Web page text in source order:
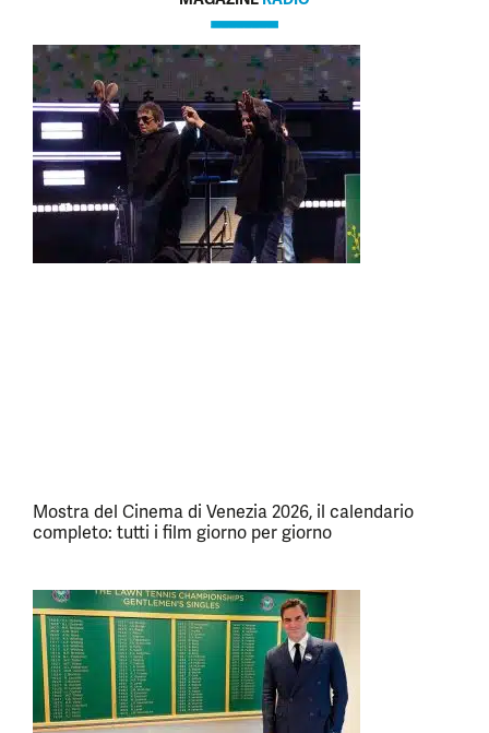
Mostra del Cinema di Venezia 2026, il calendario
completo: tutti i film giorno per giorno